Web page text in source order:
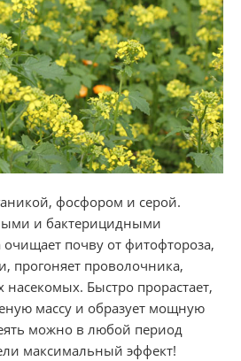
фосфором и серой.
и бактерицидными
почву от фитофтороза,
прогоняет проволочника,
насекомых. Быстро прорастает,
массу и образует мощную
можно в любой период
максимальный эффект!